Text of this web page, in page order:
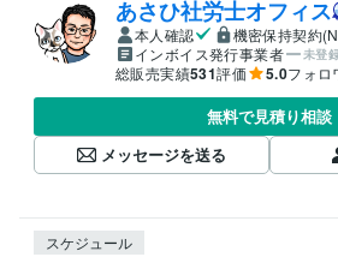
あさひ社労士オフィス
本人確認
機密保持契約
インボイス発行事業者
未登
総販売実績531評価 5.0フォロ
無料で見積り相談
メッセージを送る
スケジュール